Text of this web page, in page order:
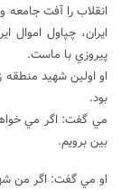
انقلاب را آفت
ايران، چپاول
پيروزي با ماست.
او اولين شهيد منطقه
بود.
مي گفت: اگر مي
بين برويم.
او مي گفت: اگر من